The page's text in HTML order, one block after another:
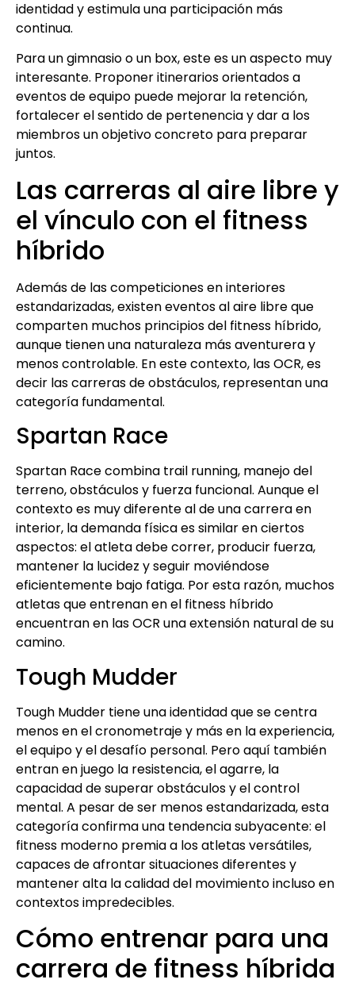
identidad y estimula una participación más
continua.
Para un gimnasio o un box, este es un aspecto muy
interesante. Proponer itinerarios orientados a
eventos de equipo puede mejorar la retención,
fortalecer el sentido de pertenencia y dar a los
miembros un objetivo concreto para preparar
juntos.
Las carreras al aire libre y
el vínculo con el fitness
híbrido
Además de las competiciones en interiores
estandarizadas, existen eventos al aire libre que
comparten muchos principios del fitness híbrido,
aunque tienen una naturaleza más aventurera y
menos controlable. En este contexto, las OCR, es
decir las carreras de obstáculos, representan una
categoría fundamental.
Spartan Race
Spartan Race combina trail running, manejo del
terreno, obstáculos y fuerza funcional. Aunque el
contexto es muy diferente al de una carrera en
interior, la demanda física es similar en ciertos
aspectos: el atleta debe correr, producir fuerza,
mantener la lucidez y seguir moviéndose
eficientemente bajo fatiga. Por esta razón, muchos
atletas que entrenan en el fitness híbrido
encuentran en las OCR una extensión natural de su
camino.
Tough Mudder
Tough Mudder tiene una identidad que se centra
menos en el cronometraje y más en la experiencia,
el equipo y el desafío personal. Pero aquí también
entran en juego la resistencia, el agarre, la
capacidad de superar obstáculos y el control
mental. A pesar de ser menos estandarizada, esta
categoría confirma una tendencia subyacente: el
fitness moderno premia a los atletas versátiles,
capaces de afrontar situaciones diferentes y
mantener alta la calidad del movimiento incluso en
contextos impredecibles.
Cómo entrenar para una
carrera de fitness híbrida